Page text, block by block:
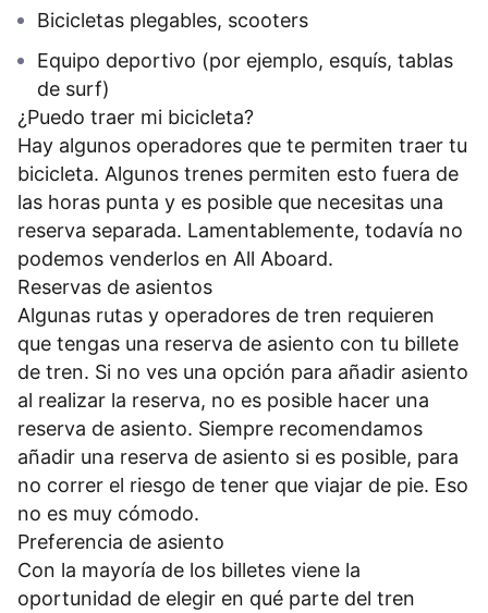
Bicicletas plegables, scooters
Equipo deportivo (por ejemplo, esquís, tablas
de surf)
¿Puedo traer mi bicicleta?
Hay algunos operadores que te permiten traer tu
bicicleta. Algunos trenes permiten esto fuera de
las horas punta y es posible que necesitas una
reserva separada. Lamentablemente, todavía no
podemos venderlos en All Aboard.
Reservas de asientos
Algunas rutas y operadores de tren requieren
que tengas una reserva de asiento con tu billete
de tren. Si no ves una opción para añadir asiento
al realizar la reserva, no es posible hacer una
reserva de asiento. Siempre recomendamos
añadir una reserva de asiento si es posible, para
no correr el riesgo de tener que viajar de pie. Eso
no es muy cómodo.
Preferencia de asiento
Con la mayoría de los billetes viene la
oportunidad de elegir en qué parte del tren